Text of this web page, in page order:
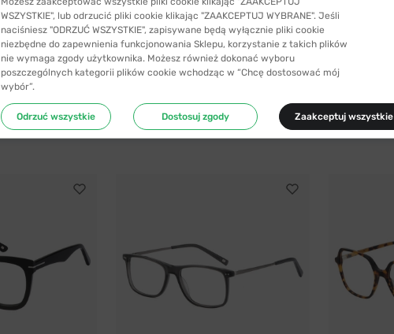
WSZYSTKIE", lub odrzucić pliki cookie klikając "ZAAKCEPTUJ WYBRANE". Jeśli
naciśniesz "ODRZUĆ WSZYSTKIE", zapisywane będą wyłącznie pliki cookie
niezbędne do zapewnienia funkcjonowania Sklepu, korzystanie z takich plików
nie wymaga zgody użytkownika. Możesz również dokonać wyboru
poszczególnych kategorii plików cookie wchodząc w “Chcę dostosować mój
wybór”.
Odrzuć wszystkie Dostosuj zgody Zaakceptuj wszystkie